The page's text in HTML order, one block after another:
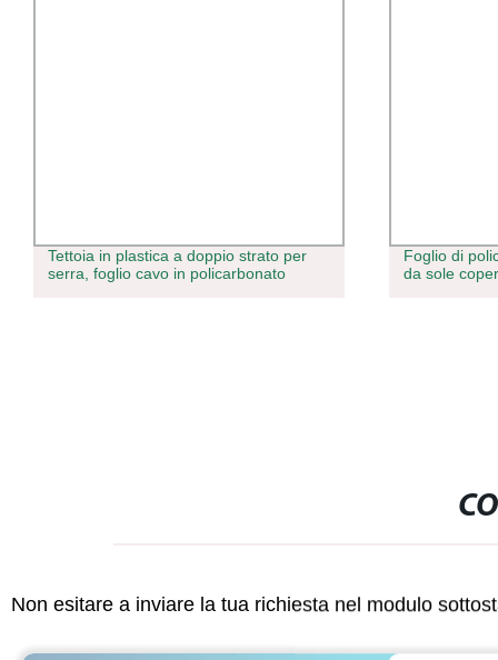
Tettoia in plastica a doppio strato per
serra, foglio cavo in policarbonato
Foglio di
da sole
Non esitare a inviare la tua richiesta nel modulo